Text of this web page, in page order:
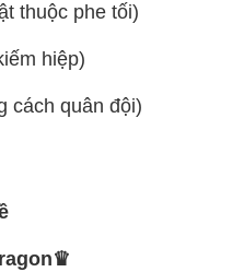
thuộc phe tối)
hiệp)
cách quân đội)